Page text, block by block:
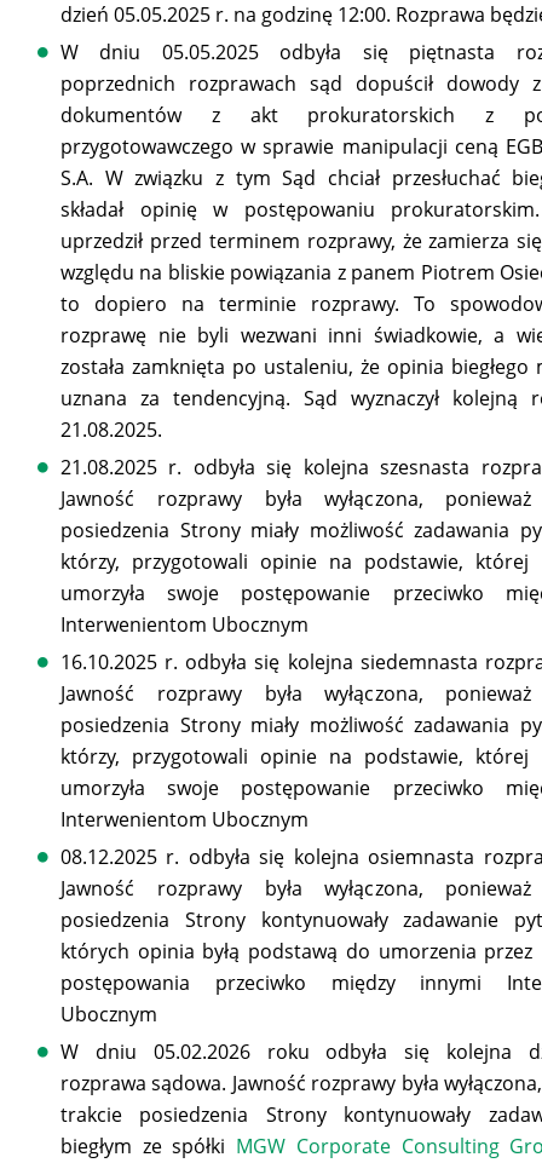
dzień 05.05.2025 r. na godzinę 12:00. Rozprawa
W dniu 05.05.2025 odbyła się piętnasta
poprzednich rozprawach sąd dopuścił dowody
dokumentów z akt prokuratorskich z
przygotowawczego w sprawie manipulacji ceną
S.A. W związku z tym Sąd chciał przesłuchać
składał opinię w postępowaniu
uprzedził przed terminem rozprawy, że zamierza się
względu na bliskie powiązania z panem Piotrem
to dopiero na terminie rozprawy. To
rozprawę nie byli wezwani inni świadkowie, a
została zamknięta po ustaleniu, że opinia biegłego
uznana za tendencyjną. Sąd wyznaczył kolejną
21.08.2025.
21.08.2025 r. odbyła się kolejna szesnasta
Jawność rozprawy była wyłączona,
posiedzenia Strony miały możliwość zadawania
którzy, przygotowali opinie na podstawie, której
umorzyła swoje postępowanie przeciwko
Interwenientom Ubocznym
16.10.2025 r. odbyła się kolejna siedemnasta
Jawność rozprawy była wyłączona,
posiedzenia Strony miały możliwość zadawania
którzy, przygotowali opinie na podstawie, której
umorzyła swoje postępowanie przeciwko
Interwenientom Ubocznym
08.12.2025 r. odbyła się kolejna osiemnasta
Jawność rozprawy była wyłączona,
posiedzenia Strony kontynuowały zadawanie
których opinia byłą podstawą do umorzenia
postępowania przeciwko między innymi
Ubocznym
W dniu 05.02.2026 roku odbyła się kolejna
rozprawa sądowa. Jawność rozprawy była
trakcie posiedzenia Strony kontynuowały
biegłym ze spółki MGW Corporate Consulting